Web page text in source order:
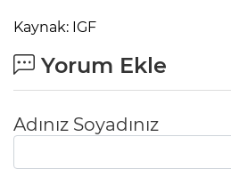
Kaynak: IGF
Yorum Ekle
Adınız Soyadınız